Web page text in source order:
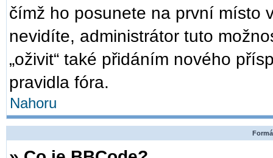
čímž ho posunete na první místo
nevidíte, administrátor tuto
„oživit“ také přidáním nového
pravidla fóra.
Nahoru